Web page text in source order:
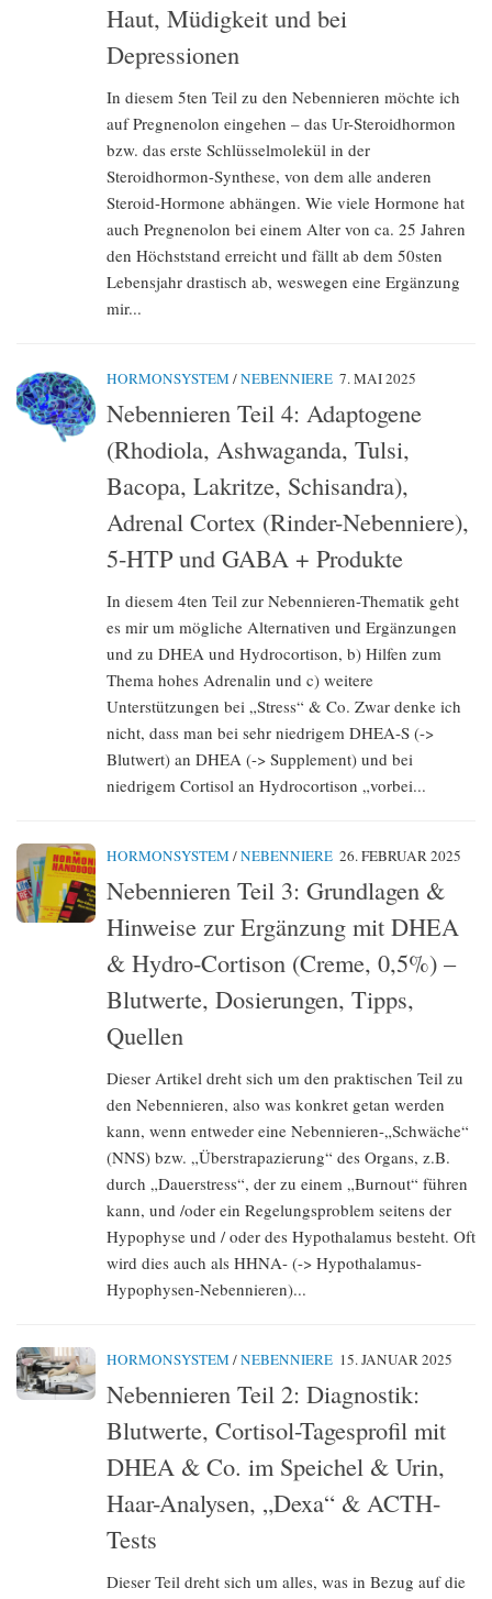
Haut, Müdigkeit und bei
Depressionen
In diesem 5ten Teil zu den Nebennieren möchte ich
auf Pregnenolon eingehen – das Ur-Steroidhormon
bzw. das erste Schlüsselmolekül in der
Steroidhormon-Synthese, von dem alle anderen
Steroid-Hormone abhängen. Wie viele Hormone hat
auch Pregnenolon bei einem Alter von ca. 25 Jahren
den Höchststand erreicht und fällt ab dem 50sten
Lebensjahr drastisch ab, weswegen eine Ergänzung
mir...
HORMONSYSTEM /NEBENNIERE 7. MAI 2025
Nebennieren Teil 4: Adaptogene
(Rhodiola, Ashwaganda, Tulsi,
Bacopa, Lakritze, Schisandra),
Adrenal Cortex (Rinder-Nebenniere),
5-HTP und GABA + Produkte
In diesem 4ten Teil zur Nebennieren-Thematik geht
es mir um mögliche Alternativen und Ergänzungen
und zu DHEA und Hydrocortison, b) Hilfen zum
Thema hohes Adrenalin und c) weitere
Unterstützungen bei „Stress“ & Co. Zwar denke ich
nicht, dass man bei sehr niedrigem DHEA-S (->
Blutwert) an DHEA (-> Supplement) und bei
niedrigem Cortisol an Hydrocortison „vorbei...
HORMONSYSTEM /NEBENNIERE 26. FEBRUAR 2025
Nebennieren Teil 3: Grundlagen &
Hinweise zur Ergänzung mit DHEA
& Hydro-Cortison (Creme, 0,5%) –
Blutwerte, Dosierungen, Tipps,
Quellen
Dieser Artikel dreht sich um den praktischen Teil zu
den Nebennieren, also was konkret getan werden
kann, wenn entweder eine Nebennieren-„Schwäche“
(NNS) bzw. „Überstrapazierung“ des Organs, z.B.
durch „Dauerstress“, der zu einem „Burnout“ führen
kann, und /oder ein Regelungsproblem seitens der
Hypophyse und / oder des Hypothalamus besteht. Oft
wird dies auch als HHNA- (-> Hypothalamus-
Hypophysen-Nebennieren)...
HORMONSYSTEM /NEBENNIERE 15. JANUAR 2025
Nebennieren Teil 2: Diagnostik:
Blutwerte, Cortisol-Tagesprofil mit
DHEA & Co. im Speichel & Urin,
Haar-Analysen, „Dexa“ & ACTH-
Tests
Dieser Teil dreht sich um alles, was in Bezug auf die